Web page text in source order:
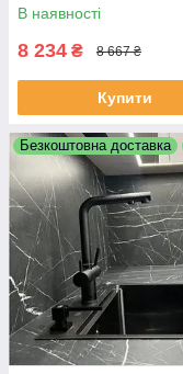
В наявності
8 234 ₴ 8 667 ₴
Купити
Безкоштовна доставка